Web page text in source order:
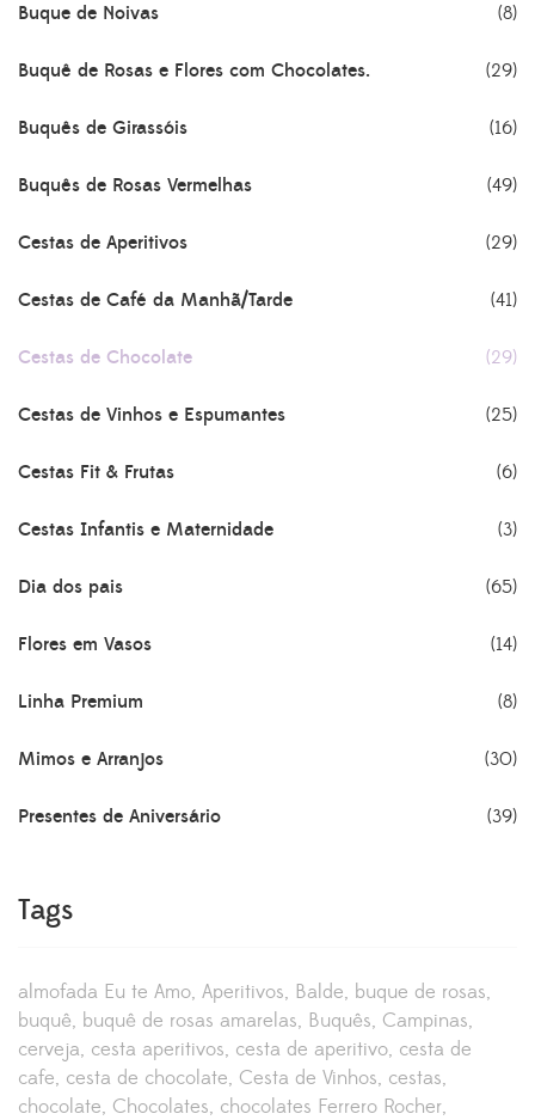
Buque de Noivas (8)
Buquê de Rosas e Flores com Chocolates. (29)
Buquês de Girassóis (16)
Buquês de Rosas Vermelhas (49)
Cestas de Aperitivos (29)
Cestas de Café da Manhã/Tarde (41)
Cestas de Chocolate (29)
Cestas de Vinhos e Espumantes (25)
Cestas Fit & Frutas (6)
Cestas Infantis e Maternidade (3)
Dia dos pais (65)
Flores em Vasos (14)
Linha Premium (8)
Mimos e Arranjos (30)
Presentes de Aniversário (39)
Tags
almofada Eu te Amo Aperitivos Balde buque de rosas
buquê buquê de rosas amarelas Buquês Campinas
cerveja cesta aperitivos cesta de aperitivo cesta de
cafe cesta de chocolate Cesta de Vinhos cestas
chocolate Chocolates chocolates Ferrero Rocher